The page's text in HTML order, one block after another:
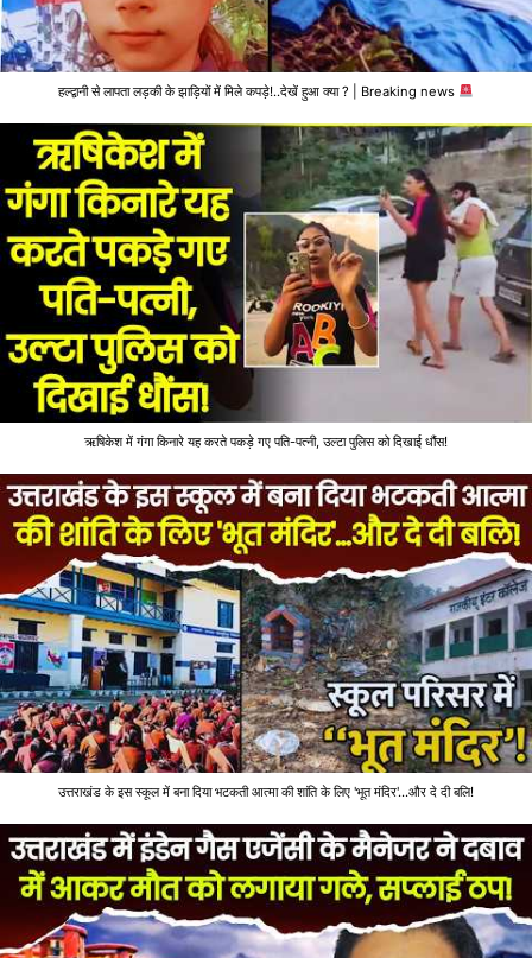
हल्द्वानी से लापता लड़की के झाड़ियों में मिले कपड़े!..देखें हुआ क्या ? | Breaking news
ऋषिकेश में गंगा किनारे यह करते पकड़े गए पति-पत्नी, उल्टा पुलिस को दिखाई धौंस!
उत्तराखंड के इस स्कूल में बना दिया भटकती आत्मा की शांति के लिए 'भूत मंदिर'...और दे दी बलि!